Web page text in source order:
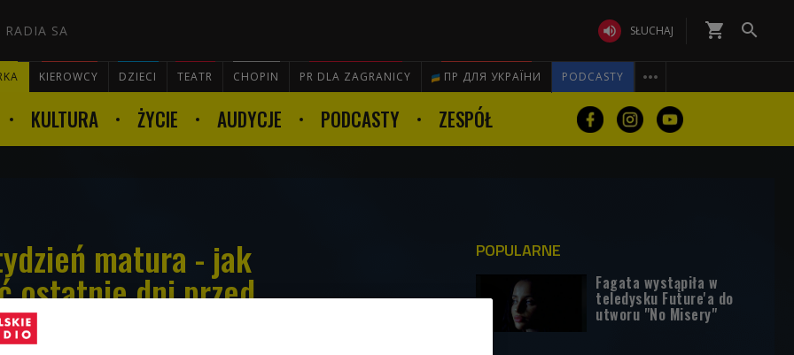
RADIA SA  SŁUCHAJ shopping_cart 
KIEROWCY DZIECI TEATR CHOPIN PR DLA ZAGRANICY ПР ДЛЯ УКРАЇНИ PODCASTY 

KULTURA ŻYCIE AUDYCJE PODCASTY ZESPÓŁ
matura - jak
ostatnie dni przed
POPULARNE
Fagata wystąpiła w
teledysku Future'a do
utworu "No Misery"